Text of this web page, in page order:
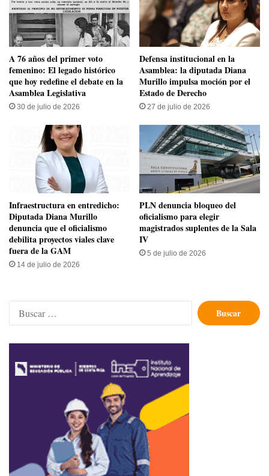
​A 76 años del primer voto
femenino: El legado histórico
que hoy redefine el debate en la
Asamblea Legislativa
30 de julio de 2026
​Defensa institucional en la
Asamblea: la diputada Diana
Murillo impulsa moción por el
Estado de Derecho
27 de julio de 2026
Infraestructura en entredicho:
Diputada Diana Murillo
denuncia que el oficialismo
debilita proyectos viales clave
fuera de la GAM
14 de julio de 2026
PLN denuncia bloqueo del
oficialismo para elegir
magistrados suplentes de la Sala
IV
5 de julio de 2026
Buscar: